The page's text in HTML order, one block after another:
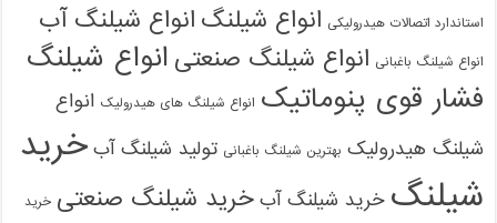
استاندارد اتصالات هیدرولیکی انواع شیلنگ انواع شیلنگ آب
انواع شیلنگ باغبانی انواع شیلنگ صنعتی انواع شیلنگ
فشار قوی پنوماتیک انواع شیلنگ های هیدرولیک انواع
شیلنگ هیدرولیک بهترین شیلنگ باغبانی تولید شیلنگ آب خرید
شیلنگ خرید شیلنگ آب خرید شیلنگ صنعتی خرید